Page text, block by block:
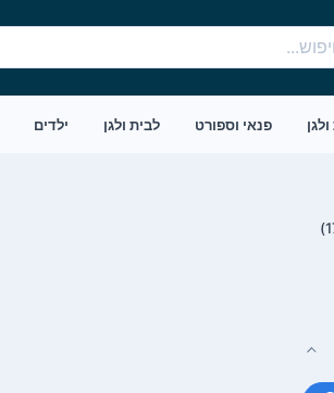
פנאי וספורט לבית ולגן ילדים